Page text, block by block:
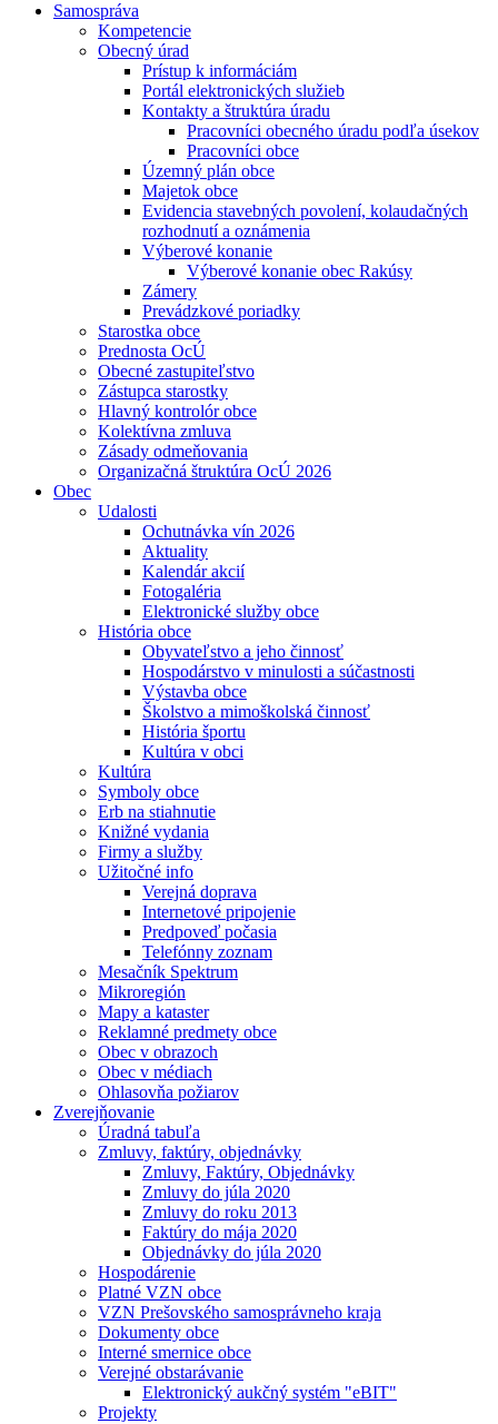
Samospráva
Kompetencie
Obecný úrad
Prístup k informáciám
Portál elektronických služieb
Kontakty a štruktúra úradu
Pracovníci obecného úradu podľa úsekov
Pracovníci obce
Územný plán obce
Majetok obce
Evidencia stavebných povolení, kolaudačných
rozhodnutí a oznámenia
Výberové konanie
Výberové konanie obec Rakúsy
Zámery
Prevádzkové poriadky
Starostka obce
Prednosta OcÚ
Obecné zastupiteľstvo
Zástupca starostky
Hlavný kontrolór obce
Kolektívna zmluva
Zásady odmeňovania
Organizačná štruktúra OcÚ 2026
Obec
Udalosti
Ochutnávka vín 2026
Aktuality
Kalendár akcií
Fotogaléria
Elektronické služby obce
História obce
Obyvateľstvo a jeho činnosť
Hospodárstvo v minulosti a súčastnosti
Výstavba obce
Školstvo a mimoškolská činnosť
História športu
Kultúra v obci
Kultúra
Symboly obce
Erb na stiahnutie
Knižné vydania
Firmy a služby
Užitočné info
Verejná doprava
Internetové pripojenie
Predpoveď počasia
Telefónny zoznam
Mesačník Spektrum
Mikroregión
Mapy a kataster
Reklamné predmety obce
Obec v obrazoch
Obec v médiach
Ohlasovňa požiarov
Zverejňovanie
Úradná tabuľa
Zmluvy, faktúry, objednávky
Zmluvy, Faktúry, Objednávky
Zmluvy do júla 2020
Zmluvy do roku 2013
Faktúry do mája 2020
Objednávky do júla 2020
Hospodárenie
Platné VZN obce
VZN Prešovského samosprávneho kraja
Dokumenty obce
Interné smernice obce
Verejné obstarávanie
Elektronický aukčný systém "eBIT"
Projekty